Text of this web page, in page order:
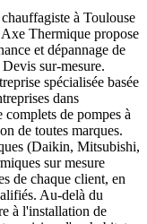
à Toulouse
Thermique propose
et dépannage de
sur-mesure.
spécialisée basée
dans
de pompes à
de toutes marques.
(Daikin, Mitsubishi,
sur mesure
de chaque client, en
Au-delà du
à l'installation de